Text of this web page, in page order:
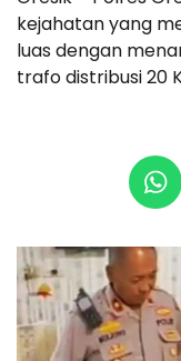
kejahatan yang
luas dengan
trafo distribusi 20